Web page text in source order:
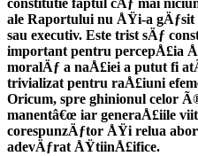
constitutie faptul cÄƒ mai
ale Raportului nu ÅŸi-a
sau executiv. Este trist sÄƒ
important pentru percepÅ£ia
moralÄƒ a naÅ£iei a putut fi
trivializat pentru raÅ£iuni
Oricum, spre ghinionul celor
manentâ€œ iar generaÅ£iile
corespunzÄƒtor ÅŸi relua
adevÄƒrat ÅŸtiinÅ£ifice.